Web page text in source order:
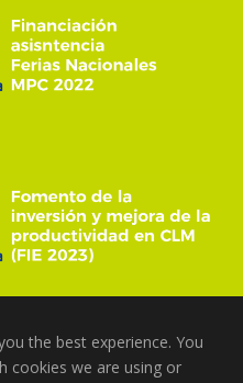
the best experience. You
cookies we are using or